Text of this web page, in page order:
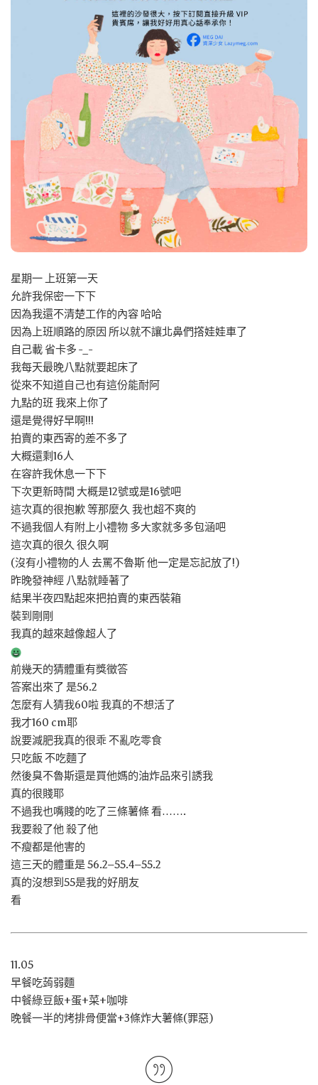
星期一 上班第一天
允許我保密一下下
因為我還不清楚工作的內容 哈哈
因為上班順路的原因 所以就不讓北鼻們撘娃娃車了
自己載 省卡多 -_-
我每天最晚八點就要起床了
從來不知道自己也有這份能耐阿
九點的班 我來上你了
還是覺得好早啊!!!
拍賣的東西寄的差不多了
大概還剩16人
在容許我休息一下下
下次更新時間 大概是12號或是16號吧
這次真的很抱歉 等那麼久 我也超不爽的
不過我個人有附上小禮物 多大家就多多包涵吧
這次真的很久 很久啊
(沒有小禮物的人 去罵不魯斯 他一定是忘記放了!)
昨晚發神經 八點就睡著了
結果半夜四點起來把拍賣的東西裝箱
裝到剛剛
我真的越來越像超人了
前幾天的猜體重有獎徵答
答案出來了 是56.2
怎麼有人猜我60啦 我真的不想活了
我才160 cm耶
說要減肥我真的很乖 不亂吃零食
只吃飯 不吃麵了
然後臭不魯斯還是買他媽的油炸品來引誘我
真的很賤耶
不過我也嘴賤的吃了三條薯條 看…….
我要殺了他 殺了他
不瘦都是他害的
這三天的體重是 56.2–55.4–55.2
真的沒想到55是我的好朋友
看
11.05
早餐吃蒟弱麵
中餐綠豆飯+蛋+菜+咖啡
晚餐一半的烤排骨便當+3條炸大薯條(罪惡)